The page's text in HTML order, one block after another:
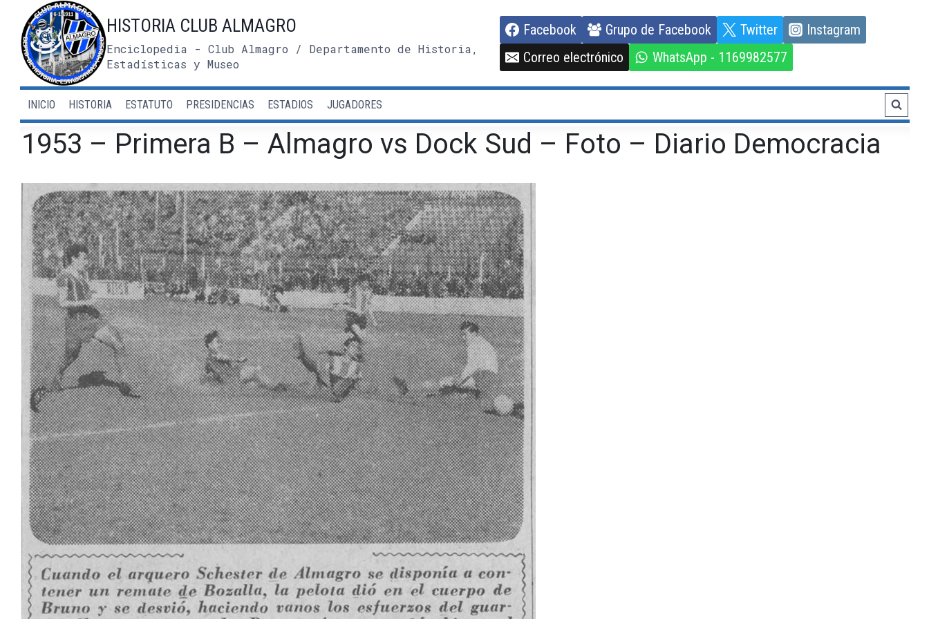
contenido
HISTORIA CLUB ALMAGRO
Enciclopedia - Club Almagro / Departamento de Historia,
Estadísticas y Museo
Facebook Grupo de Facebook Twitter
Instagram
Correo electrónico
WhatsApp - 1169982577
INICIO HISTORIA ESTATUTO PRESIDENCIAS ESTADIOS JUGADORES
1953 – Primera B – Almagro vs Dock Sud – Foto – Diario Democracia